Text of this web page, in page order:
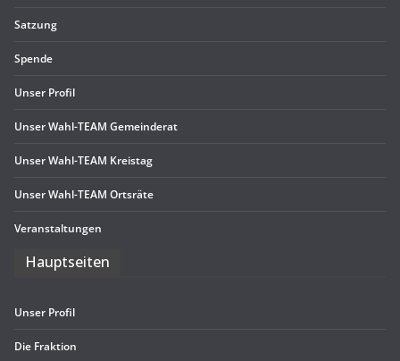
Sat­zung
Spende
Unser Pro­fil
Unser Wahl-TEAM Gemeinderat
Unser Wahl-TEAM Kreistag
Unser Wahl-TEAM Ortsräte
Ver­an­stal­tun­gen
Haupt­sei­ten
Unser Pro­fil
Die Frak­tion